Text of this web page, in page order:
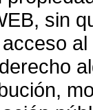
sin